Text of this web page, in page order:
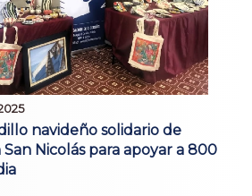
navideño solidario de
San Nicolás para apoyar a 800